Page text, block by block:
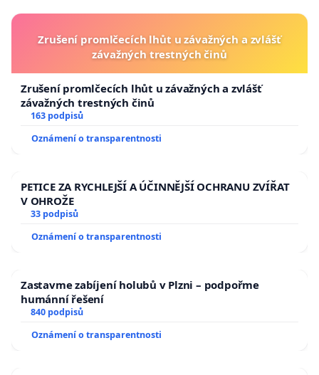
Zrušení promlčecích lhůt u závažných a zvlášť
závažných trestných činů
Zrušení promlčecích lhůt u závažných a zvlášť
závažných trestných činů
163 podpisů
Oznámení o transparentnosti
PETICE ZA RYCHLEJŠÍ A ÚČINNĚJŠÍ OCHRANU ZVÍŘAT
V OHROŽE
33 podpisů
Oznámení o transparentnosti
Zastavme zabíjení holubů v Plzni – podpořme
humánní řešení
840 podpisů
Oznámení o transparentnosti